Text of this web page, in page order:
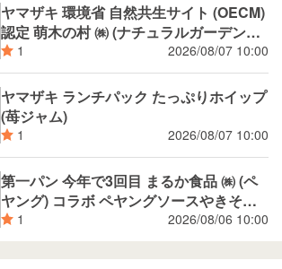
ヤマザキ 環境省 自然共生サイト (OECM)
認定 萌木の村 ㈱ (ナチュラルガーデンズ
MOEGI) コラボ ランチパック シャインマ
スカットジャム と 白桃ジャム
1 2026/08/07 10:00
ヤマザキ ランチパック たっぷりホイップ
(苺ジャム)
1 2026/08/07 10:00
第一パン 今年で3回目 まるか食品 ㈱ (ペ
ヤング) コラボ ペヤングソースやきそば
揚げパン
1 2026/08/06 10:00